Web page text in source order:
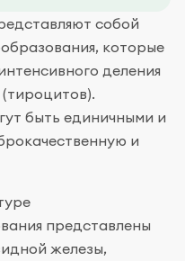
собой
которые
деления
быть единичными и
и
представлены
железы,